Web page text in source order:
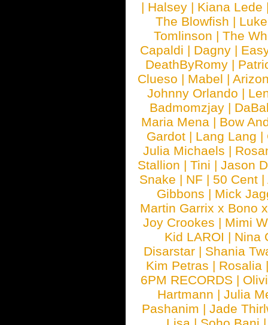
| Halsey | Kiana Lede
The Blowfish |
Tomlinson | The
Capaldi | Dagny |
DeathByRomy |
Clueso | Mabel |
Johnny Orlando |
Badmomzjay |
Maria Mena | Bow
Gardot | Lang Lang |
Julia Michaels |
Stallion |Tini |Jason
Snake | NF | 50 Cent |
Gibbons | Mick
Martin Garrix x Bono
Joy Crookes | Mimi
Kid LAROI | Nina
Disarstar | Shania
Kim Petras | Rosalia
6PM RECORDS |
Hartmann |Julia
Pashanim |Jade